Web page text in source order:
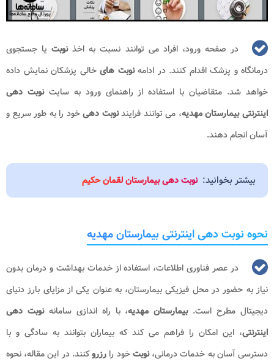
در صفحه ورود، افراد می توانند نسبت به اخذنوبت یا جستجوی
درمانگاه و پزشک اقدام کنند. در ادامهنوبت های خالی پزشکان نمایش داده
خواهد شد. متقاضیان با استفاده از راهنمای ورود به سایتنوبت دهی
اینترنتی بیمارستان مهدیه، می توانند فرایندنوبت دهیخود را به طور سریع و
آسان انجام دهند.
بیشتر بخوانید: نوبت دهی بیمارستان لقمان حکیم
نحوه نوبت دهی اینترنتی بیمارستان مهدیه
در عصر فناوری اطلاعات، استفاده از خدمات بهداشت و درمان بدون
نیاز به حضور در محل فیزیکی بیمارستان، به عنوان یکی از مزایای بارز دنیای
دیجیتال مطرح است.بیمارستان مهدیه، با راه اندازی سامانه نوبت دهی
اینترنتی، این امکان را فراهم می کند که بیماران بتوانند به سادگی و با
دسترسی آسان به خدمات درمانی،نوبتخود را رزروکنند. در این مقاله، نحوه